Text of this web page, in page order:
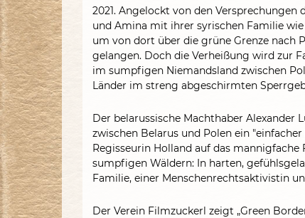
2021. Angelockt von den Versprechungen
und Amina mit ihrer syrischen Familie
um von dort über die grüne Grenze nach
gelangen. Doch die Verheißung wird zur
im sumpfigen Niemandsland zwischen
Länder im streng abgeschirmten
Der belarussische Machthaber Alexander
zwischen Belarus und Polen ein
Regisseurin Holland auf das
sumpfigen Wäldern: In harten,
Familie, einer Menschenrechtsaktivistin
Der Verein Filmzuckerl zeigt „Green